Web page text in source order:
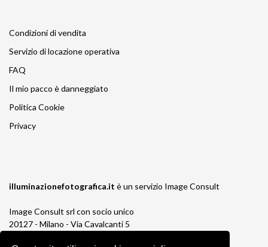
Condizioni di vendita
Servizio di locazione operativa
FAQ
Il mio pacco è danneggiato
Politica Cookie
Privacy
illuminazionefotografica.it è un servizio Image Consult
Image Consult srl con socio unico
20127 - Milano - Via Cavalcanti 5